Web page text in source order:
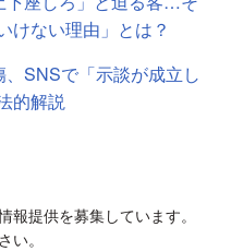
けない理由」とは？
SNSで「示談が成立し
的解説
提供を募集しています。
。